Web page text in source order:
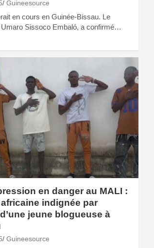
Guineesource
en cours en Guinée-Bissau. Le
Umaro Sissoco Embaló, a confirmé…
en danger au MALI :
indignée par
jeune blogueuse à
Guineesource